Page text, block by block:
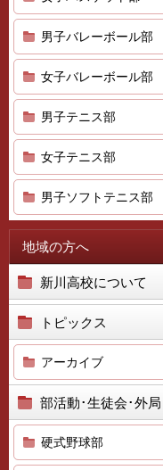
男子バレーボール部
女子バレーボール部
男子テニス部
女子テニス部
男子ソフトテニス部
地域の方へ
新川高校について
トピックス
アーカイブ
部活動･生徒会･外局
硬式野球部